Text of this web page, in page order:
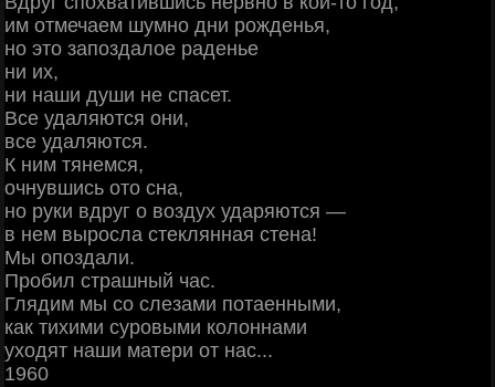
им отмечаем шумно дни рожденья,
но это запоздалое раденье
ни их,
ни наши души не спасет.
Все удаляются они,
все удаляются.
К ним тянемся,
очнувшись ото сна,
но руки вдруг о воздух ударяются —
в нем выросла стеклянная стена!
Мы опоздали.
Пробил страшный час.
Глядим мы со слезами потаенными,
как тихими суровыми колоннами
уходят наши матери от нас...
1960